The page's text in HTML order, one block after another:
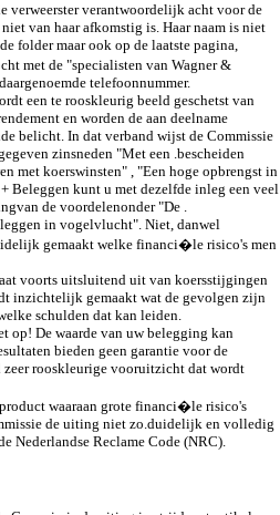
verweerster verantwoordelijk acht voor de
van haar afkomstig is. Haar naam is niet
folder maar ook op de laatste pagina,
met de "specialisten van Wagner &
telefoonnummer.
een te rooskleurig beeld geschetst van
en worden de aan deelname
belicht. In dat verband wijst de Commissie
zinsneden "Met een .bescheiden
met koerswinsten" , "Een hoge opbrengst in
kunt u met dezelfde inleg een veel
de voordelenonder "De .
in vogelvlucht". Niet, danwel
gemaakt welke financi�le risico's men
voorts uitsluitend uit van koersstijgingen
inzichtelijk gemaakt wat de gevolgen zijn
schulden dat kan leiden.
op! De waarde van uw belegging kan
bieden geen garantie voor de
rooskleurige vooruitzicht dat wordt
waaraan grote financi�le risico's
de uiting niet zo.duidelijk en volledig
Nederlandse Reclame Code (NRC).